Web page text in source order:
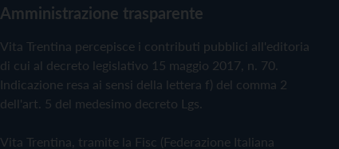
Amministrazione trasparente
Vita Trentina percepisce i contributi pubblici all'editoria
di cui al decreto legislativo 15 maggio 2017, n. 70.
Indicazione resa ai sensi della lettera f) del comma 2
dell'art. 5 del medesimo decreto Lgs.
Vita Trentina, tramite la Fisc (Federazione Italiana